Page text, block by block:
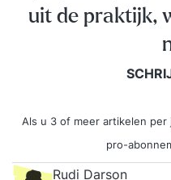
uit de praktijk,
Als u 3 of meer artikelen
pro-
Rudi Darson